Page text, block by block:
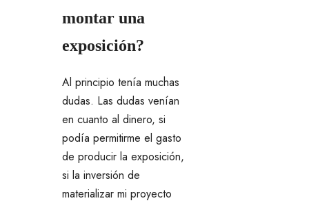
montar una
exposición?
Al principio tenía muchas
dudas. Las dudas venían
en cuanto al dinero, si
podía permitirme el gasto
de producir la exposición,
si la inversión de
materializar mi proyecto